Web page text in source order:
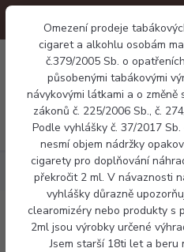
Omezení prodeje
cigaret a alkohlu osobám
č.379/2005 Sb. o
působenými tabákovými
návykovými látkami a o
zákonů č. 225/2006 Sb., č.
Podle vyhlášky č. 37/2017
nesmí objem nádržky
cigarety pro doplňování
překročit 2 ml. V návaznosti
vyhlášky důrazně
clearomizéry nebo produkty s
2ml jsou výrobky určené
Jsem starší 18ti let a beru
Elektronické cigarety Pod
KangerTech Upod